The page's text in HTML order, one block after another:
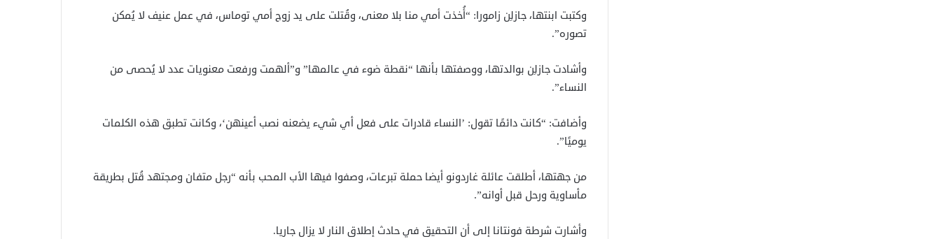
وكتبت ابنتها، جازلِن زامورا: “أُخذت أمي منا بلا معنى، وقُتلت على يد زوج أمي توماس، في عمل عنيف لا يُمكن
تصوره”.
وأشادت جازلِن بوالدتها، ووصفتها بأنها “نقطة ضوء في عالمها” و”ألهمت ورفعت معنويات عدد لا يُحصى من
النساء”.
وأضافت: “كانت دائمًا تقول: ’النساء قادرات على فعل أي شيء يضعنه نصب أعينهن‘، وكانت تطبق هذه الكلمات
يوميًا”.
من جهتها، أطلقت عائلة غاردونو أيضا حملة تبرعات، وصفوا فيها الأب المحب بأنه “رجل متفان ومجتهد قُتل بطريقة
مأساوية ورحل قبل أوانه”.
وأشارت شرطة فونتانا إلى أن التحقيق في حادث إطلاق النار لا يزال جاريا.